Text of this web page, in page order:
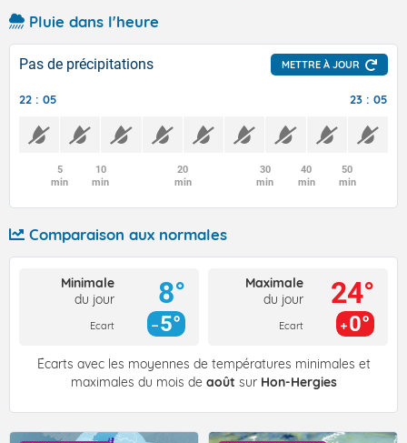
Pluie dans l'heure
Pas de précipitations METTRE À JOUR
22 : 05 23 : 05
5
min
10
min
20
min
30
min
40
min
50
min
Comparaison aux normales
Minimale
du jour
Ecart
8°
5°
Maximale
du jour
Ecart
24°
0°
Écarts avec les moyennes de températures minimales et
maximales du mois de août sur Hon-Hergies